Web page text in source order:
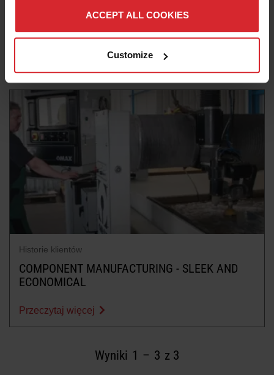
ACCEPT ALL COOKIES
Customize
SEEBERGER NATURSTEINWERK ZWIĘKSZA
SPRZEDAŻ DZIĘKI TECHNOLOGII CIĘCIA
STRUMIENIEM WODY OMAX
Historie klientów
COMPONENT MANUFACTURING - SLEEK AND
ECONOMICAL
Przeczytaj więcej
Wyniki 1 – 3 z 3